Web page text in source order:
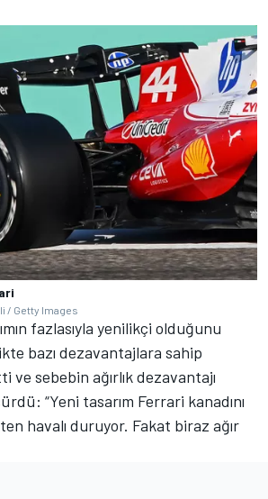
/ Getty Images
fazlasıyla yenilikçi olduğunu
bazı dezavantajlara sahip
sebebin ağırlık dezavantajı
“Yeni tasarım Ferrari kanadını
havalı duruyor. Fakat biraz ağır